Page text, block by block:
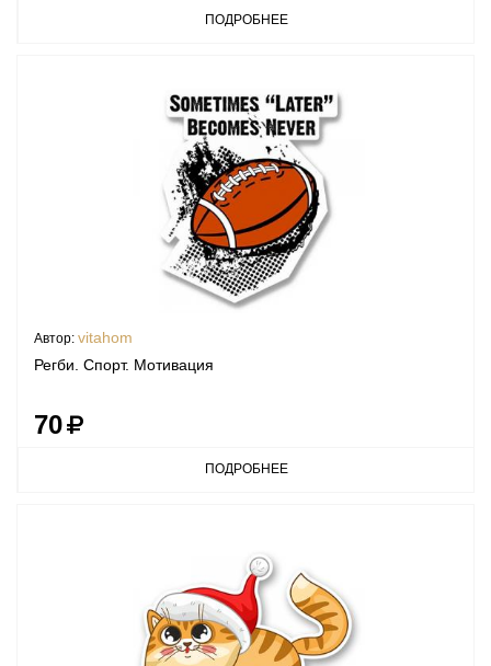
ПОДРОБНЕЕ
Автор: vitahom
Регби. Спорт. Мотивация
70
ПОДРОБНЕЕ